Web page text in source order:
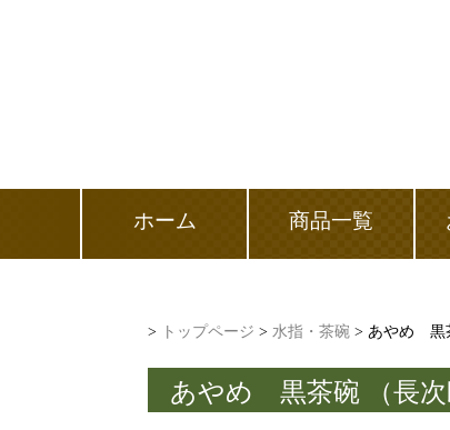
ホーム 商品一覧
> トップページ > 水指・茶碗> あやめ 黒
あやめ 黒茶碗 （長次